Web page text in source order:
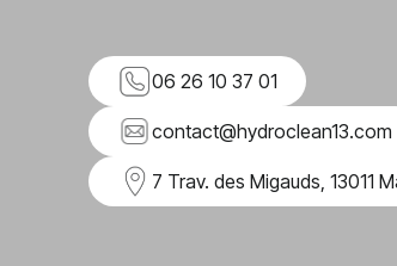
06 26 10 37 01
contact@hydroclean13.com
7 Trav. des Migauds, 13011